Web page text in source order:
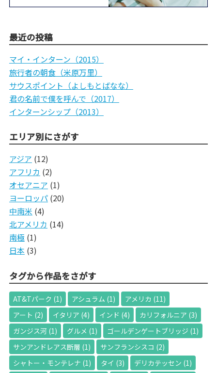
最近の投稿
マイ・インターン（2015）
旅行者の朝食（米原万里）
サウスポイント（よしもとばなな）
君の名前で僕を呼んで（2017）
インターンシップ（2013）
エリア別にさがす
アジア (12)
アフリカ (2)
オセアニア (1)
ヨーロッパ(20)
中南米 (4)
北アメリカ (14)
南極 (1)
日本 (3)
タグから作品をさがす
AT&Tパーク (1) アシュラム (1) アメリカ (11)
アート (2) イタリア (4) インド (4) カリフォルニア (3)
ガンジス河(1) グルメ (1) ゴールデンゲートブリッジ (1)
サンアンドレアス断層 (1) サンフランシスコ (2)
シャトー・モンテレナ (1) タイ (3) デリカテッセン (1)